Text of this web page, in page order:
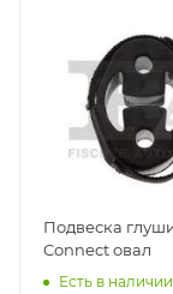
Подвеска
Connect овал
Есть в